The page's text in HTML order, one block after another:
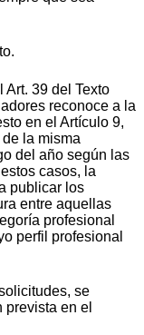
39 del Texto
reconoce a la
en el Artículo 9,
la misma
del año según las
casos, la
publicar los
entre aquellas
profesional
perfil profesional
se
en el